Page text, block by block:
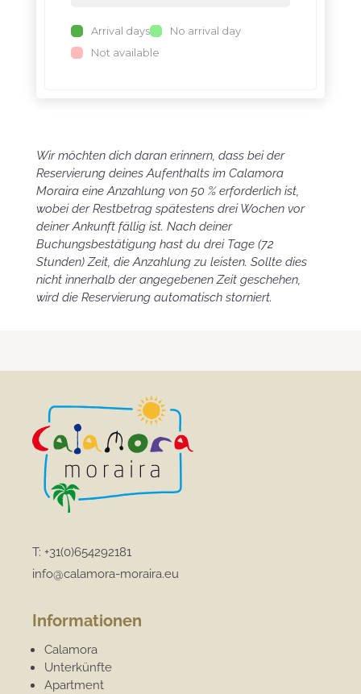
Arrival days
No arrival day
Not available
Wir möchten dich daran erinnern, dass bei der
Reservierung deines Aufenthalts im Calamora
Moraira eine Anzahlung von 50 % erforderlich ist,
wobei der Restbetrag spätestens drei Wochen vor
deiner Ankunft fällig ist. Nach deiner
Buchungsbestätigung hast du drei Tage (72
Stunden) Zeit, die Anzahlung zu leisten. Sollte dies
nicht innerhalb der angegebenen Zeit geschehen,
wird die Reservierung automatisch storniert.
T:+31(0)654292181
info@calamora-moraira.eu
Informationen
Calamora
Unterkünfte
Apartment